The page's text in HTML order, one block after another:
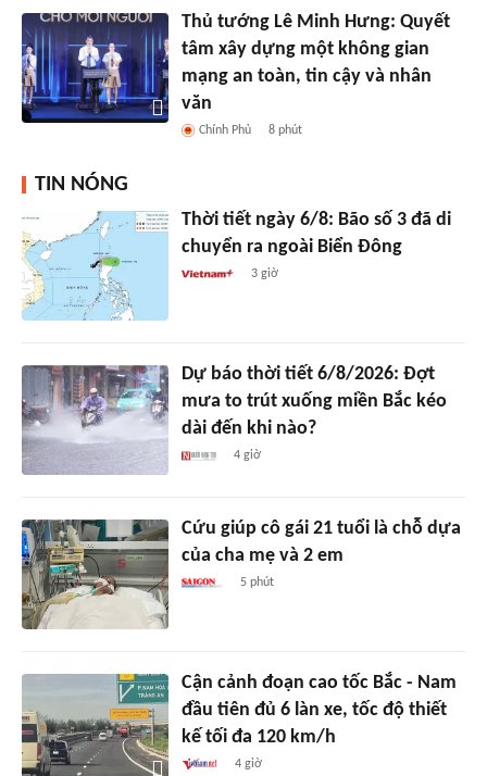
Thủ tướng Lê Minh Hưng: Quyết
tâm xây dựng một không gian
mạng an toàn, tin cậy và nhân
văn
Chính Phủ 8 phút
TIN NÓNG
Thời tiết ngày 6/8: Bão số 3 đã di
chuyển ra ngoài Biển Đông
3 giờ
Dự báo thời tiết 6/8/2026: Đợt
mưa to trút xuống miền Bắc kéo
dài đến khi nào?
4 giờ
Cứu giúp cô gái 21 tuổi là chỗ dựa
của cha mẹ và 2 em
5 phút
Cận cảnh đoạn cao tốc Bắc - Nam
đầu tiên đủ 6 làn xe, tốc độ thiết
kế tối đa 120 km/h
4 giờ